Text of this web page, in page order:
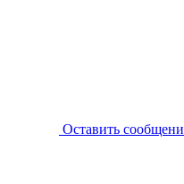
Оставить